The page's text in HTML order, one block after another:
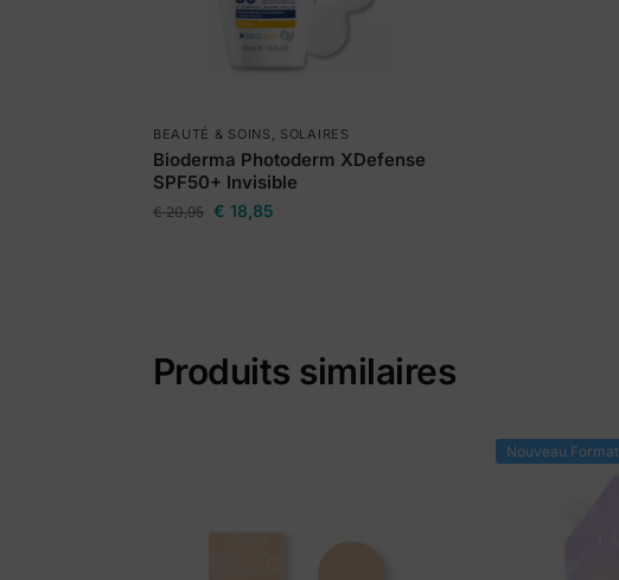
BEAUTÉ & SOINS SOLAIRES
Bioderma Photoderm XDefense
SPF50+ Invisible
€20,95 € 18,85
Produits similaires
Nouveau Format